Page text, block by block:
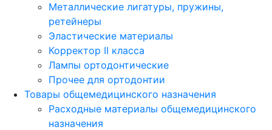
Металлические лигатуры, пружины,
ретейнеры
Эластические материалы
Корректор II класса
Лампы ортодонтические
Прочее для ортодонтии
Товары общемедицинского назначения
Расходные материалы общемедицинского
назначения